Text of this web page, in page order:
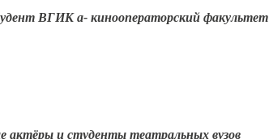
ВГИК а- кинооператорский факультет
актёры и студенты театральных вузов